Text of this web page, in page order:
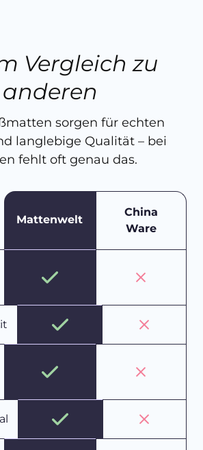
Vergleich zu
anderen
sorgen für echten
langlebige Qualität – bei
fehlt oft genau das.
Mattenwelt
China
Ware